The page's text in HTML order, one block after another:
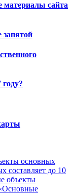
материалы сайта
запятой
основных
составляет до 10
объекты